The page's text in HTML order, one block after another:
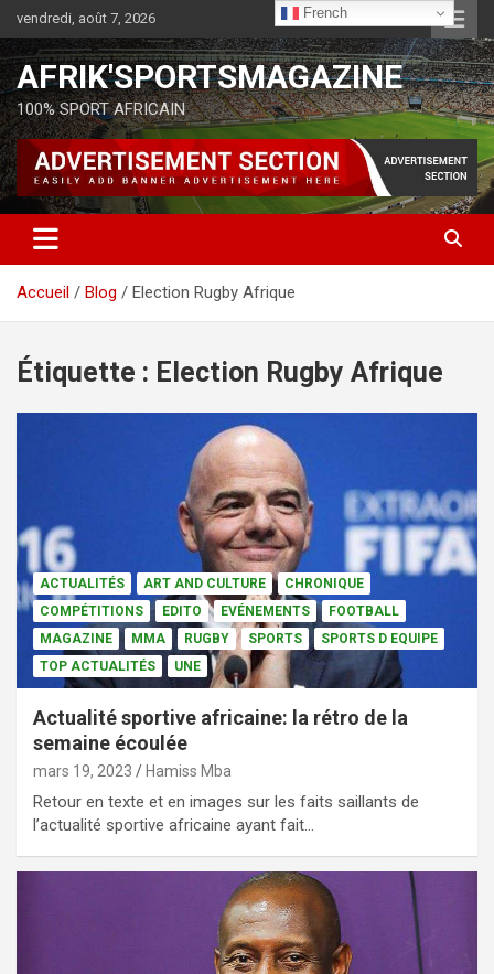
vendredi, août 7, 2026
AFRIK'SPORTSMAGAZINE
100% SPORT AFRICAIN
Accueil Blog Election Rugby Afrique
Étiquette : Election Rugby Afrique
ACTUALITÉS ART AND CULTURE
CHRONIQUE
COMPÉTITIONS
EDITO EVÉNEMENTS
FOOTBALL
MAGAZINE
MMA RUGBY SPORTS
SPORTS D EQUIPE
TOP ACTUALITÉS
UNE
Actualité sportive africaine: la rétro de la
semaine écoulée
mars 19, 2023 Hamiss Mba
Retour en texte et en images sur les faits saillants de
l’actualité sportive africaine ayant fait…
French